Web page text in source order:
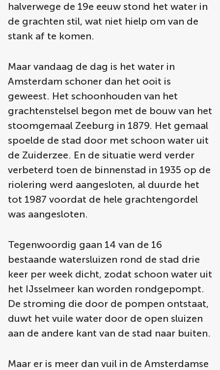
halverwege de 19e eeuw stond het water in
de grachten stil, wat niet hielp om van de
stank af te komen.
Maar vandaag de dag is het water in
Amsterdam schoner dan het ooit is
geweest. Het schoonhouden van het
grachtenstelsel begon met de bouw van het
stoomgemaal Zeeburg in 1879. Het gemaal
spoelde de stad door met schoon water uit
de Zuiderzee. En de situatie werd verder
verbeterd toen de binnenstad in 1935 op de
riolering werd aangesloten, al duurde het
tot 1987 voordat de hele grachtengordel
was aangesloten.
Tegenwoordig gaan 14 van de 16
bestaande watersluizen rond de stad drie
keer per week dicht, zodat schoon water uit
het IJsselmeer kan worden rondgepompt.
De stroming die door de pompen ontstaat,
duwt het vuile water door de open sluizen
aan de andere kant van de stad naar buiten.
Maar er is meer dan vuil in de Amsterdamse